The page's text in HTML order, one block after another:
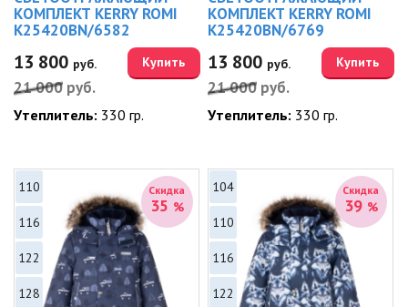
КОМПЛЕКТ KERRY ROMI
K25420BN/6582
13 800 руб.
21 000 руб.
Купить
Утеплитель: 330 гр.
КОМПЛЕКТ KERRY ROMI
K25420BN/6769
13 800 руб.
21 000 руб.
Купить
Утеплитель: 330 гр.
Скидка
35 %
110
116
122
128
Скидка
39 %
104
110
116
122